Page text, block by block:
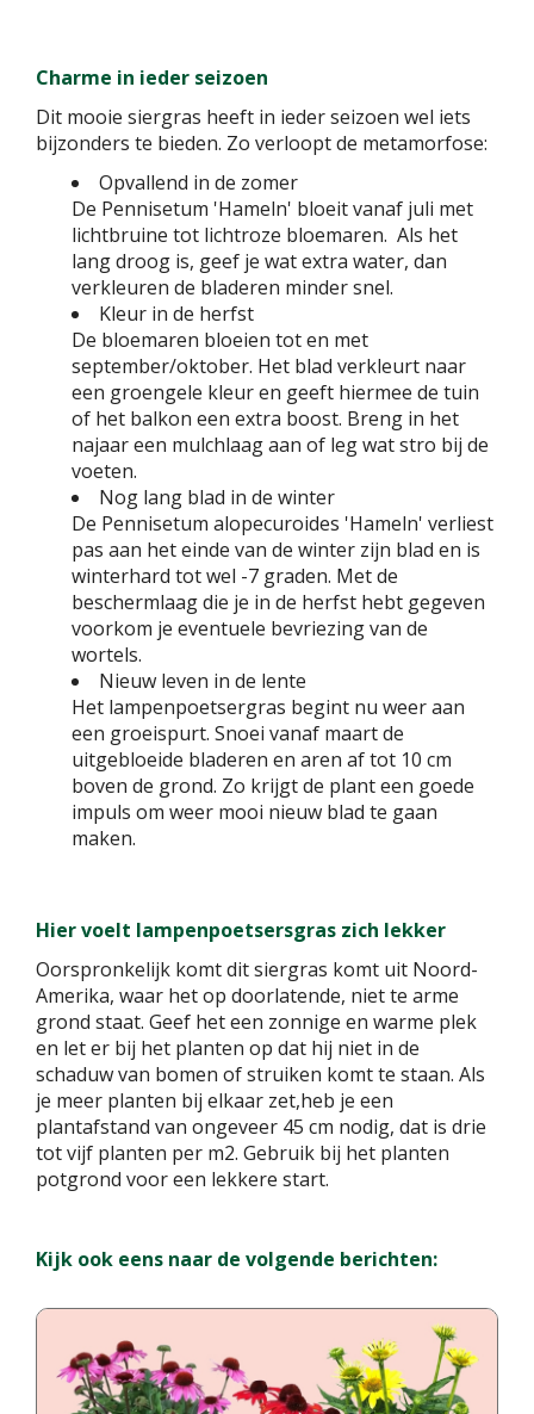
Charme in ieder seizoen
Dit mooie siergras heeft in ieder seizoen wel iets
bijzonders te bieden. Zo verloopt de metamorfose:
Opvallend in de zomer
De Pennisetum 'Hameln' bloeit vanaf juli met
lichtbruine tot lichtroze bloemaren. Als het
lang droog is, geef je wat extra water, dan
verkleuren de bladeren minder snel.
Kleur in de herfst
De bloemaren bloeien tot en met
september/oktober. Het blad verkleurt naar
een groengele kleur en geeft hiermee de tuin
of het balkon een extra boost. Breng in het
najaar een mulchlaag aan of leg wat stro bij de
voeten.
Nog lang blad in de winter
De Pennisetum alopecuroides 'Hameln' verliest
pas aan het einde van de winter zijn blad en is
winterhard tot wel -7 graden. Met de
beschermlaag die je in de herfst hebt gegeven
voorkom je eventuele bevriezing van de
wortels.
Nieuw leven in de lente
Het lampenpoetsergras begint nu weer aan
een groeispurt. Snoei vanaf maart de
uitgebloeide bladeren en aren af tot 10 cm
boven de grond. Zo krijgt de plant een goede
impuls om weer mooi nieuw blad te gaan
maken.
Hier voelt lampenpoetsersgras zich lekker
Oorspronkelijk komt dit siergras komt uit Noord-
Amerika, waar het op doorlatende, niet te arme
grond staat. Geef het een zonnige en warme plek
en let er bij het planten op dat hij niet in de
schaduw van bomen of struiken komt te staan. Als
je meer planten bij elkaar zet,heb je een
plantafstand van ongeveer 45 cm nodig, dat is drie
tot vijf planten per m2. Gebruik bij het planten
potgrond voor een lekkere start.
Kijk ook eens naar de volgende berichten: